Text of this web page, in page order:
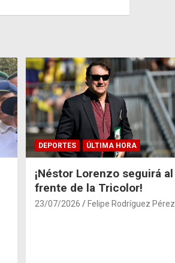
DEPORTES ÚLTIMA HORA
¡Néstor Lorenzo seguirá al
frente de la Tricolor!
23/07/2026 Felipe Rodríguez Pérez